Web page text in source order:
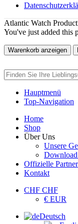
Atlantic Watch
You've just added this
Warenkorb anzeigen
Hauptmenü
Top-Navigation
Home
Shop
Über Uns
Unsere
Offizielle Partner
Kontakt
CHF CHF
€ EUR
Deutsch